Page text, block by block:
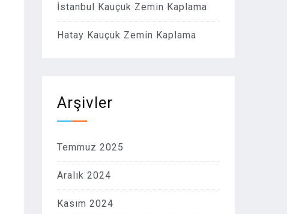
İstanbul Kauçuk Zemin Kaplama
Hatay Kauçuk Zemin Kaplama
Arşivler
Temmuz 2025
Aralık 2024
Kasım 2024